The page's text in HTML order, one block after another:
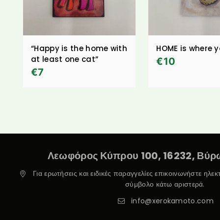
“Happy is the home with
at least one cat”
€7
HOME is where
€10
Λεωφόρος Κύπρου 100, 16232,
Για ερωτήσεις και ειδικές παραγγελίες επικοινωνήστε
σύμβολο κάτω αριστερά.
info@xerokamoto.com